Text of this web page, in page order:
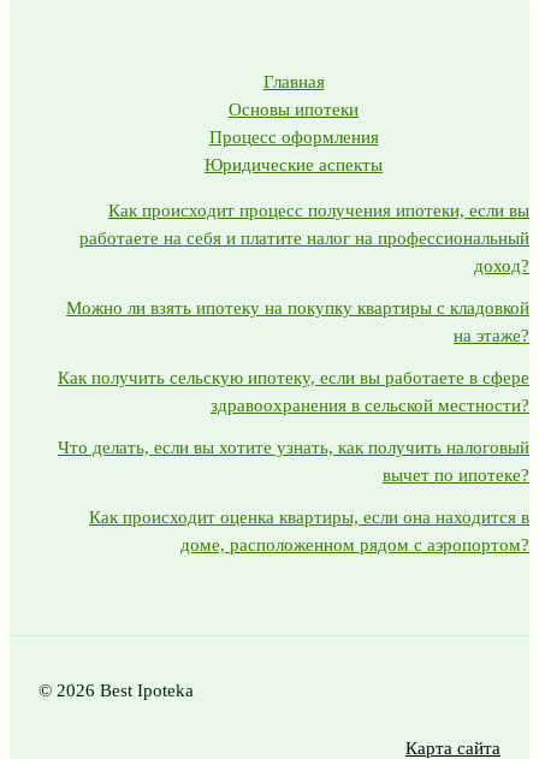
Главная
Основы ипотеки
Процесс оформления
Юридические аспекты
Как происходит процесс получения ипотеки, если вы
работаете на себя и платите налог на профессиональный
доход?
Можно ли взять ипотеку на покупку квартиры с кладовкой
на этаже?
Как получить сельскую ипотеку, если вы работаете в сфере
здравоохранения в сельской местности?
Что делать, если вы хотите узнать, как получить налоговый
вычет по ипотеке?
Как происходит оценка квартиры, если она находится в
доме, расположенном рядом с аэропортом?
© 2026 Best Ipoteka
Карта сайта